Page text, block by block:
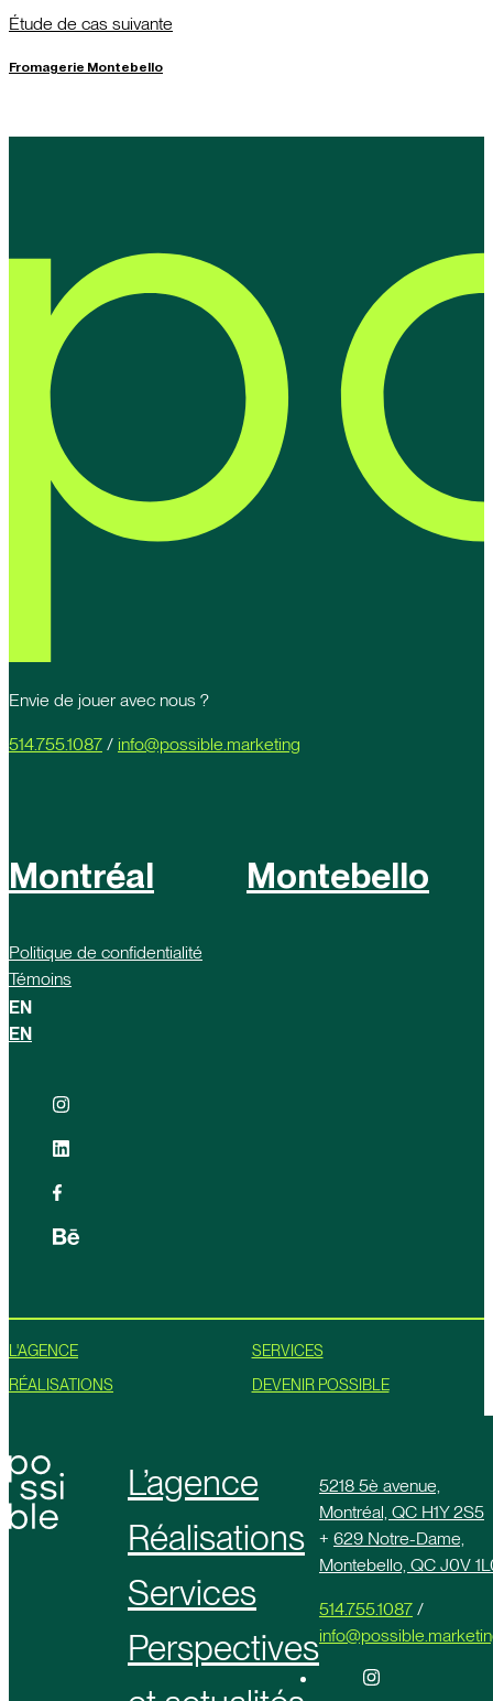
Étude de cas suivante
Fromagerie Montebello
Envie de jouer avec nous ?
514.755.1087 / info@possible.marketing
Montréal Montebello
Politique de confidentialité
Témoins
EN
EN
L'AGENCE
SERVICES
RÉALISATIONS
DEVENIR POSSIBLE
L’agence
Réalisations
Services
Perspectives
5218 5è avenue,
Montréal, QC H1Y 2S5
+ 629 Notre-Dame,
Montebello, QC J0V
514.755.1087 /